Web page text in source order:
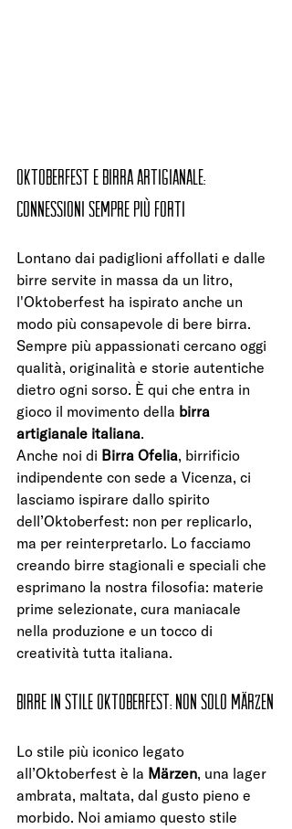
Oktoberfest e birra artigianale:
connessioni sempre più forti
Lontano dai padiglioni affollati e dalle
birre servite in massa da un litro,
l'Oktoberfest ha ispirato anche un
modo più consapevole di bere birra.
Sempre più appassionati cercano oggi
qualità, originalità e storie autentiche
dietro ogni sorso. È qui che entra in
gioco il movimento della birra
artigianale italiana.
Anche noi di Birra Ofelia, birrificio
indipendente con sede a Vicenza, ci
lasciamo ispirare dallo spirito
dell’Oktoberfest: non per replicarlo,
ma per reinterpretarlo. Lo facciamo
creando birre stagionali e speciali che
esprimano la nostra filosofia: materie
prime selezionate, cura maniacale
nella produzione e un tocco di
creatività tutta italiana.
Birre in stile Oktoberfest: non solo Märzen
Lo stile più iconico legato
all’Oktoberfest è la Märzen, una lager
ambrata, maltata, dal gusto pieno e
morbido. Noi amiamo questo stile